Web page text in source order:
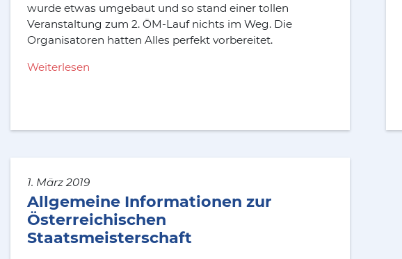
wurde etwas umgebaut und so stand einer tollen
Veranstaltung zum 2. ÖM-Lauf nichts im Weg. Die
Organisatoren hatten Alles perfekt vorbereitet.
Weiterlesen
1. März 2019
Allgemeine Informationen zur
Österreichischen
Staatsmeisterschaft